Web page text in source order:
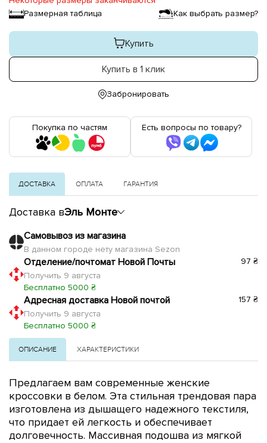
Размерная таблица
Как выбрать размер?
Купить
Купить в 1 клик
Забронировать
Покупка по частям Есть вопросы по товару?
ДОСТАВКА ОПЛАТА ГАРАНТИЯ
Доставка вЭль Монте
Самовывоз из магазина
В данном городе нету магазина Sezon
Отделение/почтомат Новой Почты
Получить 9 августа
Бесплатно 5000 ₴
97 ₴
Адресная доставка Новой почтой
Получить 9 августа
Бесплатно 5000 ₴
157 ₴
ОПИСАНИЕ ХАРАКТЕРИСТИКИ
Предлагаем вам современные женские
кроссовки в белом. Эта стильная трендовая пара
изготовлена из дышащего надежного текстиля,
что придает ей легкость и обеспечивает
долговечность. Массивная подошва из мягкой